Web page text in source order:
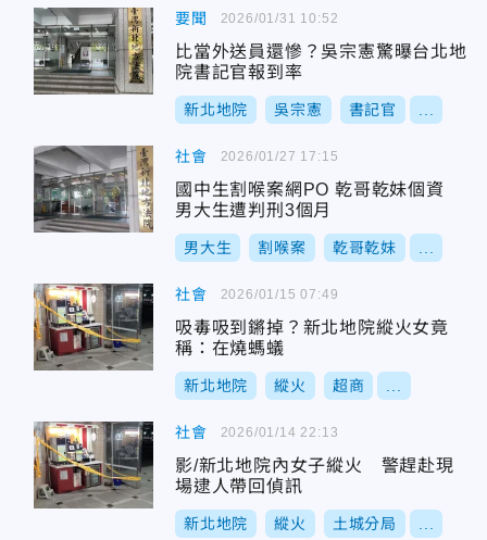
要聞
比當外送員還慘？吳宗憲驚曝台北地
院書記官報到率
新北地院 吳宗憲 書記官
2026/01/31 10:52
社會
國中生割喉案網PO 乾哥乾妹個資
男大生遭判刑3個月
男大生 割喉案 乾哥乾妹
2026/01/27 17:15
社會
吸毒吸到鏘掉？新北地院縱火女竟
稱：在燒螞蟻
新北地院 縱火 超商
2026/01/15 07:49
社會
影/新北地院內女子縱火 警趕赴現
場逮人帶回偵訊
新北地院 縱火 土城分局
2026/01/14 22:13